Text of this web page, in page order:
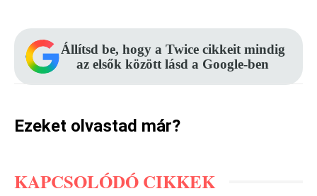
Állítsd be, hogy a Twice cikkeit mindig
az elsők között lásd a Google-ben
Ezeket olvastad már?
KAPCSOLÓDÓ CIKKEK